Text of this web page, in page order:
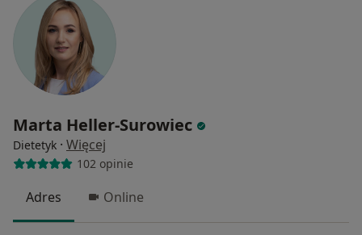
Marta Heller-Surowiec
Dietetyk · Więcej
102 opinie
Adres Online